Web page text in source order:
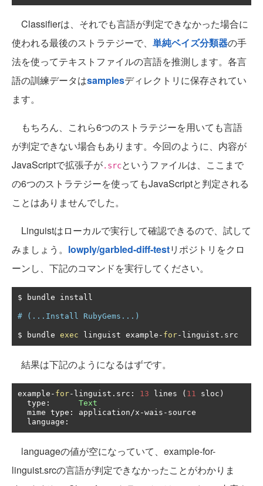
Classifierは、それでも言語が判定できなかった場合に
使われる最後のストラテジーで、 単純ベイズ分類器の手
法を使ってテキストファイルの言語を推測します。各言
語の訓練データはsamplesディレクトリに保存されてい
ます。
もちろん、これら6つのストラテジーを用いても言語
が判定できない場合もあります。今回のように、内容が
JavaScriptで拡張子が.srcというファイルは、ここまで
の6つのストラテジーを使ってもJavaScriptと判定される
ことはありませんでした。
Linguistはローカルで実行して確認できるので、試して
みましょう。 lowply/garbled-diff-testリポジトリをクロ
ーンし、下記のコマンドを実行してください。
$ bundle install
# (...Install RubyGems...)
$ bundle exec linguist example - for- linguist . src
結果は下記のようになるはずです。
example - for- linguist . src : 13 lines ( 11 sloc )
  type
:
Text
  mime type
: application/x -wais - source
  language
:
languageの値が空になっていて、example-for-
linguist.srcの言語が判定できなかったことがわかりま